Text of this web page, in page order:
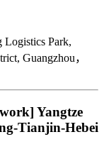
Logistics Park,
Guangzhou，
Yangtze
Tianjin-Hebei